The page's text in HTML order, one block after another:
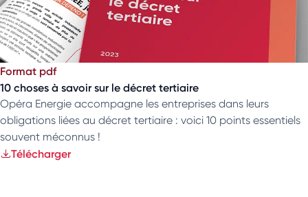
Format pdf
10 choses à savoir sur le décret tertiaire
Opéra Energie accompagne les entreprises dans leurs
obligations liées au décret tertiaire : voici 10 points essentiels
souvent méconnus !
Télécharger